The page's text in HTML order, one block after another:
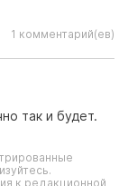
1 комментарий(ев)
так и будет.
к редакционной